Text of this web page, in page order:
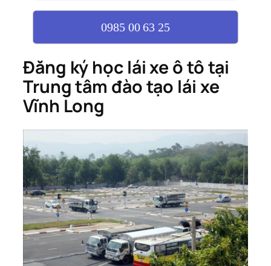
0985 00 63 25
Đăng ký học lái xe ô tô tại
Trung tâm đào tạo lái xe
Vĩnh Long